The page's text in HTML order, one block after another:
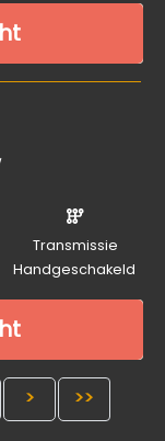
Transmissie
Handgeschakeld
> >>